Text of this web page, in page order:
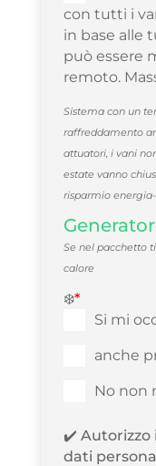
con tutti i
in base alle
può essere
remoto.
Sistema con un
raffreddamento
attuatori, i vani
estate vanno
risparmio
Se nel pacchetto
calore
❄️*
Si mi
anche
No non
✔️ Autorizzo
dati